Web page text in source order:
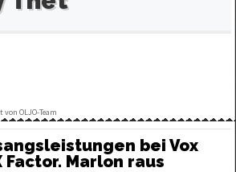
von OLJO-Team
bei Vox
Factor. Marlon raus